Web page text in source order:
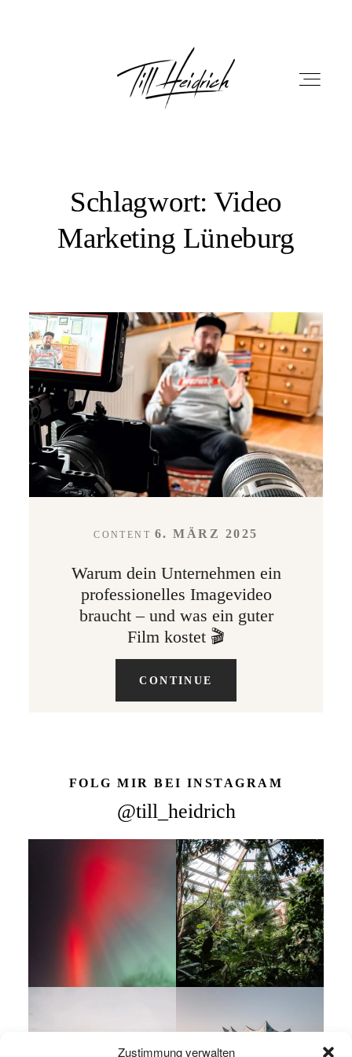
Zustimmung verwalten
HOME
PORTFOLIO
FOTOBOX
LEISTUNGEN
KONTAKT
ABOUT
Schlagwort: Video
Marketing Lüneburg
CONTENT 6. MÄRZ 2025
Warum dein Unternehmen ein
professionelles Imagevideo
braucht – und was ein guter
Film kostet 🎬
CONTINUE
FOLG MIR BEI INSTAGRAM
@till_heidrich